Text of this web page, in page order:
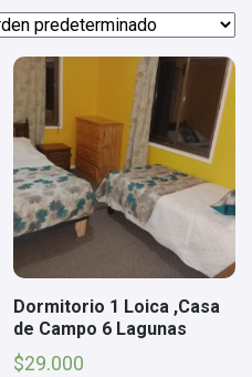
Dormitorio 1 Loica ,Casa
de Campo 6 Lagunas
$29.000